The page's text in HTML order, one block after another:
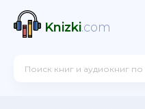
Knizki.com